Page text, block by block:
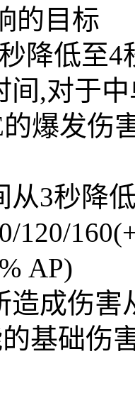
的目标
降低至4
间,对于
爆发伤
从3秒降
120/
AP)
成伤害
基础伤